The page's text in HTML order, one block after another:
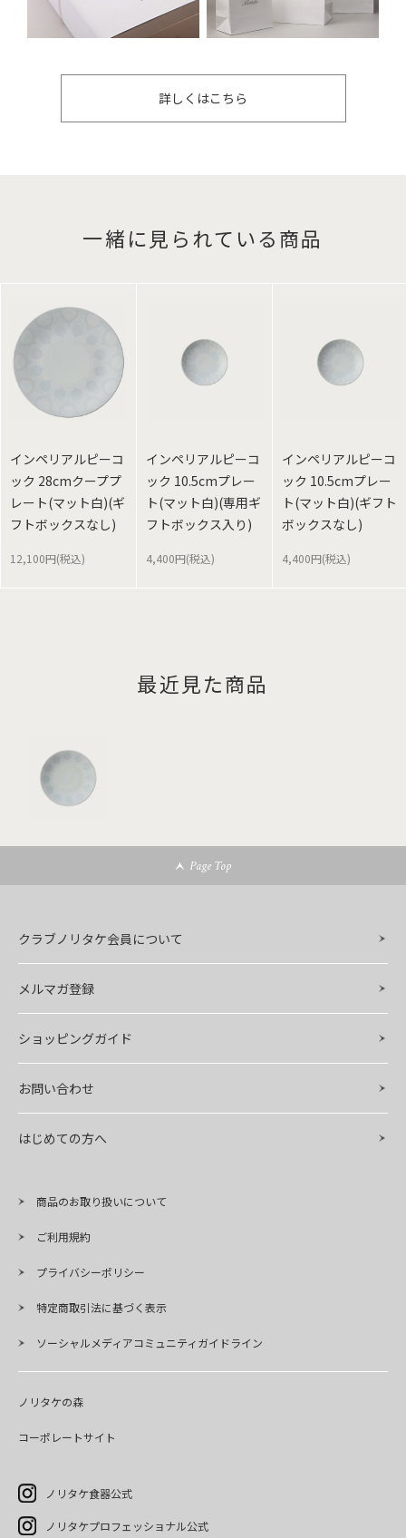
詳しくはこちら
一緒に見られている商品
インペリアルピーコ
ック 28cmクーププ
レート(マット白)(ギ
フトボックスなし)
12,100円(税込)
インペリアルピーコ
ック 10.5cmプレー
ト(マット白)(専用ギ
フトボックス入り)
4,400円(税込)
インペリアルピーコ
ック 10.5cmプレー
ト(マット白)(ギフト
ボックスなし)
4,400円(税込)
最近見た商品
Page Top
クラブノリタケ会員について
メルマガ登録
ショッピングガイド
お問い合わせ
はじめての方へ
商品のお取り扱いについて
ご利用規約
プライバシーポリシー
特定商取引法に基づく表示
ソーシャルメディアコミュニティガイドライン
ノリタケの森
コーポレートサイト
ノリタケ食器公式
ノリタケプロフェッショナル公式